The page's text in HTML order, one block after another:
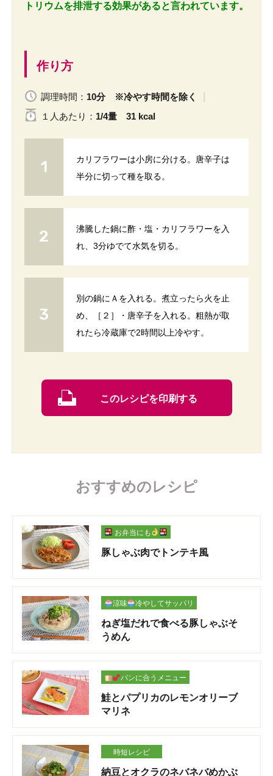
トリウムを排泄する効果があると言われています。
作り方
調理時間： 10分 ※冷やす時間を除く
１人 あたり ： 1/4量 31 kcal
カリフラワーは小房に分ける。唐辛子は
半分に切って種を取る。
沸騰した鍋に酢・塩・カリフラワーを入
れ、3分ゆでて水気を切る。
別の鍋にＡを入れる。煮立ったら火を止
め、［２］・唐辛子を入れる。粗熱が取
れたら冷蔵庫で2時間以上冷やす。
このレシピを印刷する
おすすめのレシピ
お弁当にも
豚しゃぶ肉でトンテキ風
涼味 冷やしてサッパリ
ねぎ塩だれで食べる豚しゃぶそ
うめん
パンに合うメニュー
鮭とパプリカのレモンオリーブ
マリネ
時短レシピ
納豆とオクラのネバネバめかぶ